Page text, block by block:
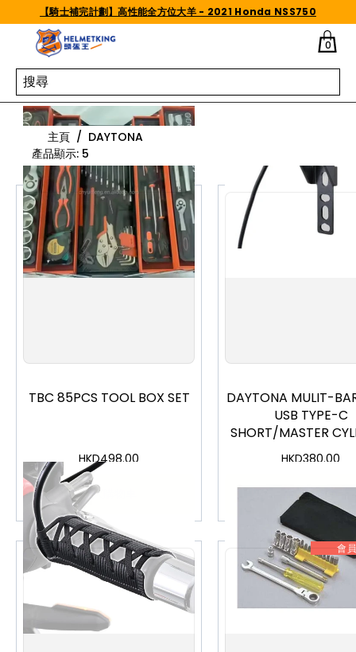
Skip to content
【騎士補完計劃】高性能全方位大羊 - 2021 Honda NSS750
0
DAYTONA
主頁 / DAYTONA
產品顯示: 5
TBC 85PCS TOOL BOX SET
HKD498.00
加入購物車
DAYTONA MULIT-
USB TYPE-C
SHORT/MASTER
CLAMP
HKD380.00
加入購物車
會